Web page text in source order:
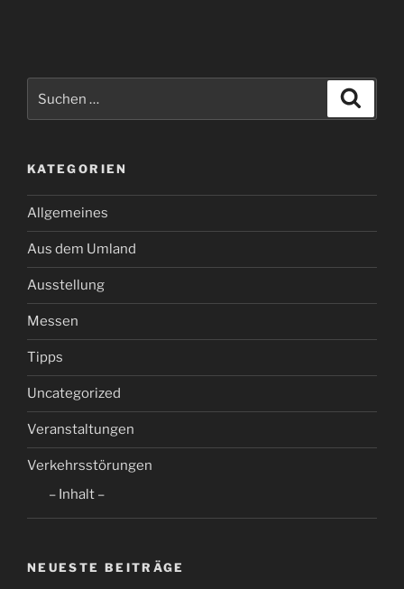
nach:
KATEGORIEN
Allgemeines
Aus dem Umland
Ausstellung
Messen
Tipps
Uncategorized
Veranstaltungen
Verkehrsstörungen
– Inhalt –
NEUESTE BEITRÄGE